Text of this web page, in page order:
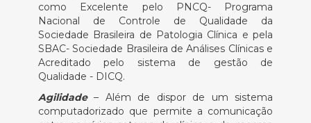
como Excelente pelo PNCQ- Programa
Nacional de Controle de Qualidade da
Sociedade Brasileira de Patologia Clínica e pela
SBAC- Sociedade Brasileira de Análises Clínicas e
Acreditado pelo sistema de gestão de
Qualidade - DICQ.
Agilidade – Além de dispor de um sistema
computadorizado que permite a comunicação